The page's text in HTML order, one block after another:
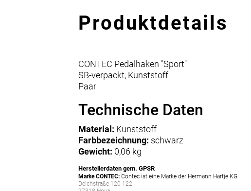
Produktdetails
CONTEC Pedalhaken "Sport"
SB-verpackt, Kunststoff
Paar
Technische Daten
Material: Kunststoff
Farbbezeichnung: schwarz
Gewicht: 0,06 kg
Herstellerdaten gem. GPSR
Marke CONTEC: Contec ist eine Marke der Hermann Hartje KG
Deichstraße 120-122